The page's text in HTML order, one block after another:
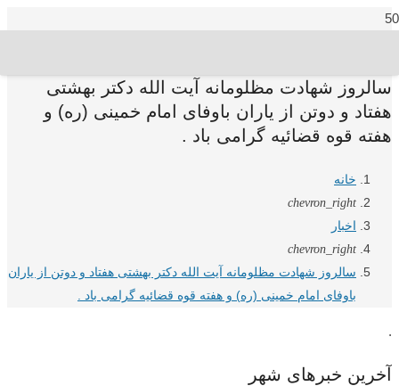
سالروز شهادت مظلومانه آیت الله دکتر بهشتی
هفتاد و دوتن از یاران باوفای امام خمینی (ره) و
هفته قوه قضائیه گرامی باد .
خانه
chevron_right
اخبار
chevron_right
سالروز شهادت مظلومانه آیت الله دکتر بهشتی هفتاد و دوتن از یاران
باوفای امام خمینی (ره) و هفته قوه قضائیه گرامی باد .
.
آخرین خبرهای شهر